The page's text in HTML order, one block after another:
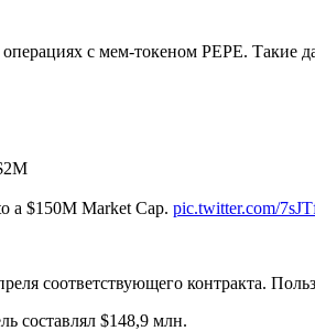
с мем-токеном PEPE. Такие
a $150M Market Cap. pic.twitter.com/
соответствующего контракта.
составлял $148,9 млн.